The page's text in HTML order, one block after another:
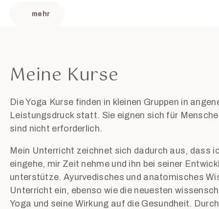
mehr
Meine Kurse
Die Yoga Kurse finden in kleinen Gruppen in
Leistungsdruck statt. Sie eignen sich für
sind nicht erforderlich.
Mein Unterricht zeichnet sich dadurch aus, dass
eingehe, mir Zeit nehme und ihn bei seiner
unterstütze. Ayurvedisches und anatomisches
Unterricht ein, ebenso wie die neuesten
Yoga und seine Wirkung auf die Gesundheit.